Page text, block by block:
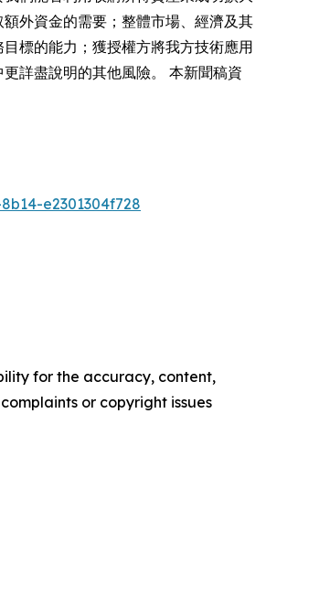
外資金的需要；整體市場、經濟及其
標的能力；獲授權方將我方技術應用
詳盡說明的其他風險。 本新聞稿資
e2301304f728
for the accuracy, content,
or copyright issues